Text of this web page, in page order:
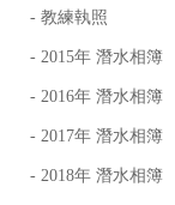
- 教練執照
- 2015年 潛水相簿
- 2016年 潛水相簿
- 2017年 潛水相簿
- 2018年 潛水相簿